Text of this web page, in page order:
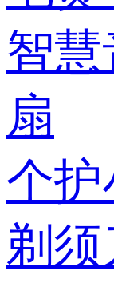
智慧
扇
个
剃须